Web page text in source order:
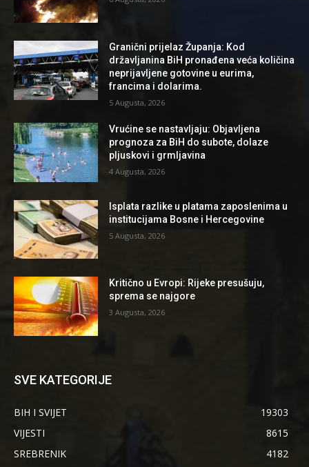
Granični prijelaz Županja: Kod
državljanina BiH pronađena veća količina
neprijavljene gotovine u eurima,
francima i dolarima.
5 Augusta, 2026
Vrućine se nastavljaju: Objavljena
prognoza za BiH do subote, dolaze
pljuskovi i grmljavina
4 Augusta, 2026
Isplata razlike u platama zaposlenima u
institucijama Bosne i Hercegovine
5 Augusta, 2026
Kritično u Evropi: Rijeke presušuju,
sprema se najgore
3 Augusta, 2026
SVE KATEGORIJE
BIH I SVIJET
19303
VIJESTI
8615
SREBRENIK
4182